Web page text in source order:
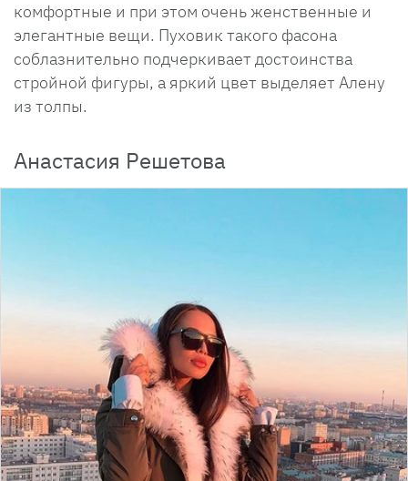
комфортные и при этом очень женственные и
элегантные вещи. Пуховик такого фасона
соблазнительно подчеркивает достоинства
стройной фигуры, а яркий цвет выделяет Алену
из толпы.
Анастасия Решетова